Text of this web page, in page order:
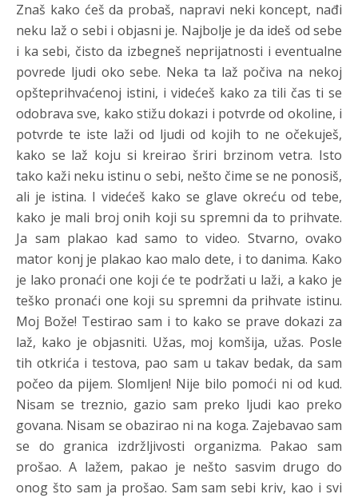
Znaš kako ćeš da probaš, napravi neki koncept, nađi
neku laž o sebi i objasni je. Najbolje je da ideš od sebe
i ka sebi, čisto da izbegneš neprijatnosti i eventualne
povrede ljudi oko sebe. Neka ta laž počiva na nekoj
opšteprihvaćenoj istini, i videćeš kako za tili čas ti se
odobrava sve, kako stižu dokazi i potvrde od okoline, i
potvrde te iste laži od ljudi od kojih to ne očekuješ,
kako se laž koju si kreirao šriri brzinom vetra. Isto
tako kaži neku istinu o sebi, nešto čime se ne ponosiš,
ali je istina. I videćeš kako se glave okreću od tebe,
kako je mali broj onih koji su spremni da to prihvate.
Ja sam plakao kad samo to video. Stvarno, ovako
mator konj je plakao kao malo dete, i to danima. Kako
je lako pronaći one koji će te podržati u laži, a kako je
teško pronaći one koji su spremni da prihvate istinu.
Moj Bože! Testirao sam i to kako se prave dokazi za
laž, kako je objasniti. Užas, moj komšija, užas. Posle
tih otkrića i testova, pao sam u takav bedak, da sam
počeo da pijem. Slomljen! Nije bilo pomoći ni od kud.
Nisam se treznio, gazio sam preko ljudi kao preko
govana. Nisam se obazirao ni na koga. Zajebavao sam
se do granica izdržljivosti organizma. Pakao sam
prošao. A lažem, pakao je nešto sasvim drugo do
onog što sam ja prošao. Sam sam sebi kriv, kao i svi